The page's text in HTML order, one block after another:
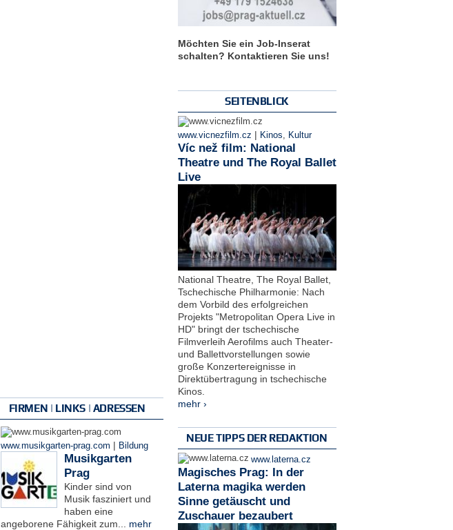
FIRMEN | LINKS | ADRESSEN
www.musikgarten-prag.com | Bildung
Musikgarten
Prag
Kinder sind von
Musik fasziniert und
haben eine
angeborene Fähigkeit zum... mehr
Möchten Sie ein Job-Inserat
schalten? Kontaktieren Sie uns!
SEITENBLICK
www.vicnezfilm.cz | Kinos Kultur
Víc než film: National
Theatre und The Royal Ballet
Live
National Theatre, The Royal Ballet,
Tschechische Philharmonie: Nach
dem Vorbild des erfolgreichen
Projekts "Metropolitan Opera Live in
HD" bringt der tschechische
Filmverleih Aerofilms auch Theater-
und Ballettvorstellungen sowie
große Konzertereignisse in
Direktübertragung in tschechische
Kinos.
mehr ›
NEUE TIPPS DER REDAKTION
www.laterna.cz
Magisches Prag: In der
Laterna magika werden
Sinne getäuscht und
Zuschauer bezaubert